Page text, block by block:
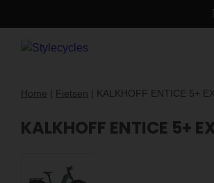
Home Fietsen KALKHOFF ENTICE 5+
KALKHOFF ENTICE 5+